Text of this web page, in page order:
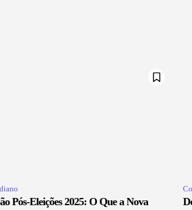
Pós-Eleições 2025: O Que a Nova